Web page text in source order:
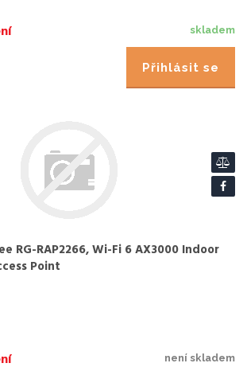
skladem
Přihlásit se
RG-RAP2266, Wi-Fi 6 AX3000 Indoor
Point
není skladem